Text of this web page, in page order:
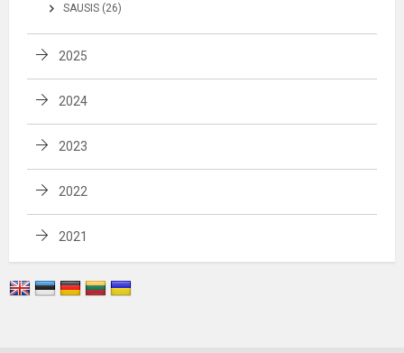
SAUSIS (26)
2025
2024
2023
2022
2021